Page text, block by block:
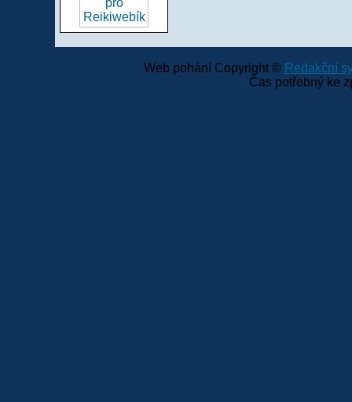
Web pohání Copyright © Redakční
Čas potřebný ke